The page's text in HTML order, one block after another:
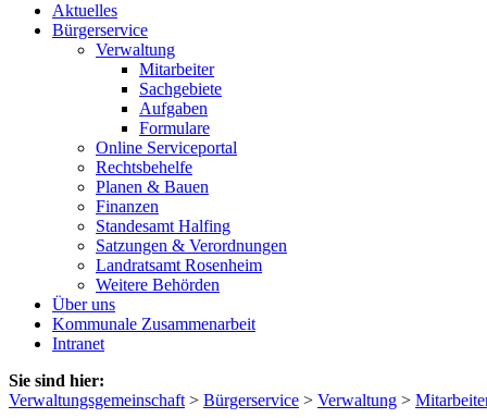
Aktuelles
Bürgerservice
Verwaltung
Mitarbeiter
Sachgebiete
Aufgaben
Formulare
Online Serviceportal
Rechtsbehelfe
Planen & Bauen
Finanzen
Standesamt Halfing
Satzungen & Verordnungen
Landratsamt Rosenheim
Weitere Behörden
Über uns
Kommunale Zusammenarbeit
Intranet
Sie sind hier:
Verwaltungsgemeinschaft > Bürgerservice > Verwaltung >